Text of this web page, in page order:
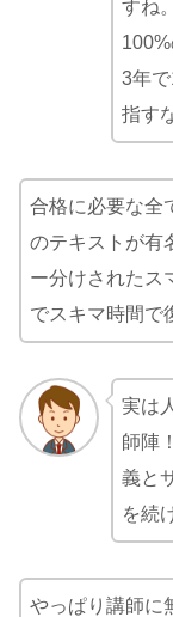
すね
3年
指す
合格に必要な全
のテキストが有
ー分けされたス
でスキマ時間で
実は
師陣
義と
を続
やっぱり講師に